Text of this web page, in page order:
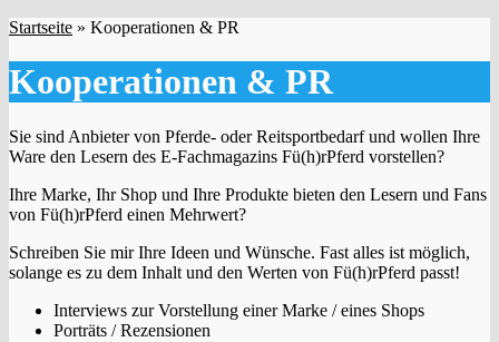
Startseite » Kooperationen & PR
Kooperationen & PR
Sie sind Anbieter von Pferde- oder Reitsportbedarf und wollen Ihre
Ware den Lesern des E-Fachmagazins Fü(h)rPferd vorstellen?
Ihre Marke, Ihr Shop und Ihre Produkte bieten den Lesern und Fans
von Fü(h)rPferd einen Mehrwert?
Schreiben Sie mir Ihre Ideen und Wünsche. Fast alles ist möglich,
solange es zu dem Inhalt und den Werten von Fü(h)rPferd passt!
Interviews zur Vorstellung einer Marke / eines Shops
Porträts / Rezensionen